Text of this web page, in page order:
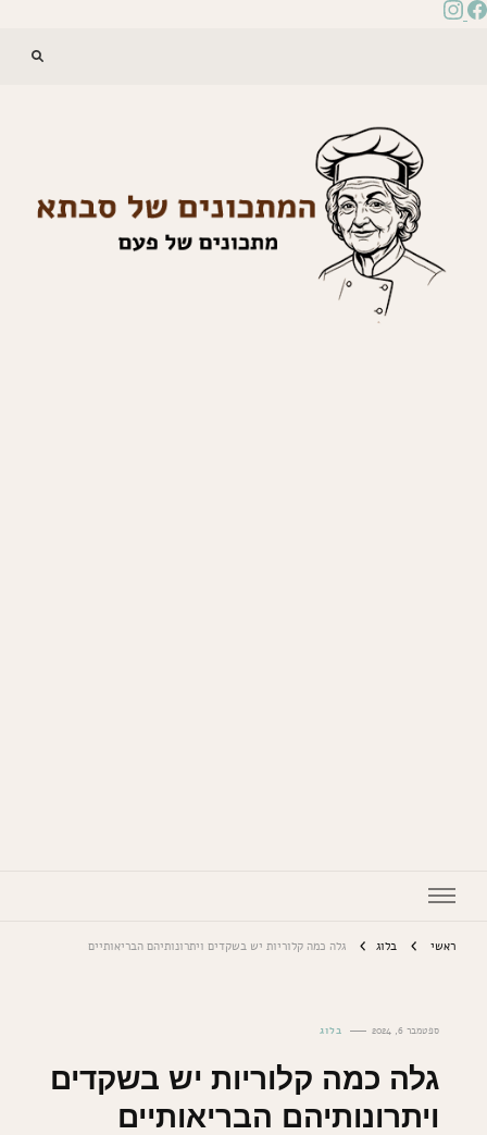
ראשי בלוג גלה כמה קלוריות יש בשקדים ויתרונותיהם הבריאותיים
ספטמבר 6, 2024 בלוג
גלה כמה קלוריות יש בשקדים
ויתרונותיהם הבריאותיים